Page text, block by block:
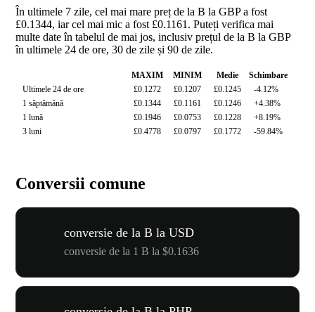
În ultimele 7 zile, cel mai mare preț de la B la GBP a fost
£0.1344, iar cel mai mic a fost £0.1161. Puteți verifica mai
multe date în tabelul de mai jos, inclusiv prețul de la B la GBP
în ultimele 24 de ore, 30 de zile și 90 de zile.
MAXIM MINIM Medie
Schimbare
Ultimele 24 de ore
£0.1272 £0.1207 £0.1245
-4.12%
1 săptămână
£0.1344 £0.1161 £0.1246
+4.38%
1 lună
£0.1946 £0.0753 £0.1228
+8.19%
3 luni
£0.4778 £0.0797 £0.1772 -59.84%
Conversii comune
conversie de la B la USD
conversie de la 1 B la $0.1636